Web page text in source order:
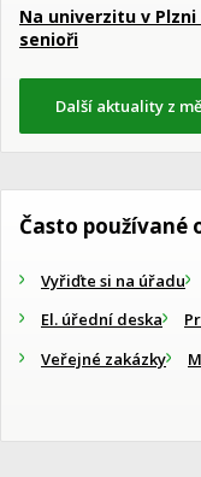
Na univerzitu v
senioři
Další aktuality z
Často používané
Vyřiďte si na úřadu
El. úřední deska
Veřejné zakázky